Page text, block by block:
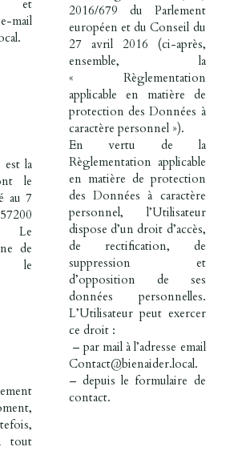
et
est la
le
au 7
Le
de
le
tout
2016/679 du Parlement
européen et du Conseil du
27 avril 2016 (ci-après,
ensemble, la
« Règlementation
applicable en matière de
protection des Données à
caractère personnel »).
En vertu de la
Règlementation applicable
en matière de protection
des Données à caractère
personnel, l’Utilisateur
dispose d’un droit d’accès,
de rectification, de
suppression et
d’opposition de ses
données personnelles.
L’Utilisateur peut exercer
ce droit :
– par mail à l’adresse email
Contact@bienaider.local.
– depuis le formulaire de
contact.